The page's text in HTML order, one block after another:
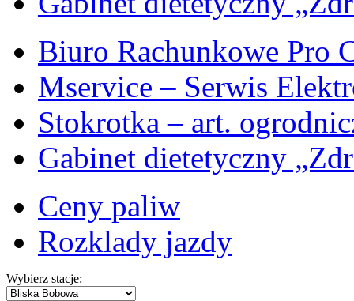
Biuro Rachunkowe Pro
Mservice – Serwis
Stokrotka – art.
Gabinet dietetyczny
Ceny paliw
Rozklady jazdy
Wybierz stacje: